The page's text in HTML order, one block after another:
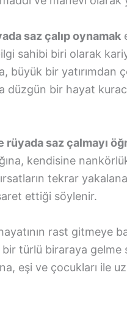
saz çalıp oynamak
sahibi biri olarak
büyük bir
düzgün bir hayat
rüyada saz çalmayı
kendisine
tekrar
ettiği söylenir.
rast gitmeye
türlü biraraya gelme
eşi ve çocukları ile